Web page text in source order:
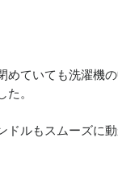
めていても洗濯機
。
ドルもスムーズに